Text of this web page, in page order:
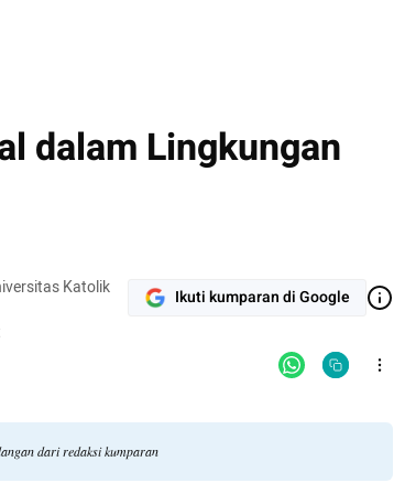
dalam Lingkungan
Katolik
Ikuti kumparan di Google
dari redaksi kumparan